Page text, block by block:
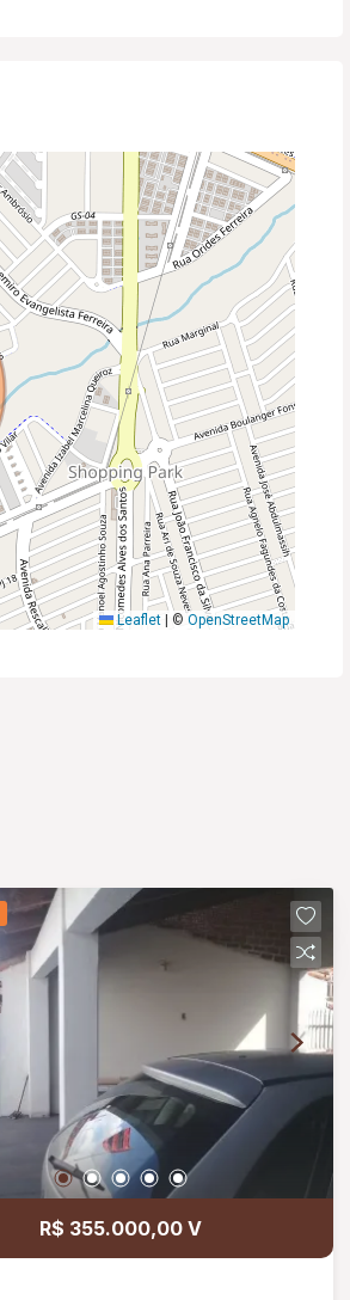
Leaflet | © OpenStreetMap
R$ 355.000,00 V